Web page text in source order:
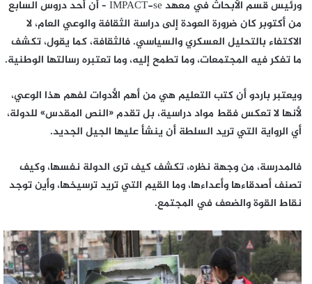
ورئيس قسم الأبحاث في معهد IMPACT-se – أن أحد دروس السابع
من أكتوبر كان ضرورة العودة إلى دراسة الثقافة والوعي العام، لا
الاكتفاء بالتحليل العسكري والسياسي. فالثقافة، كما يقول، تكشف
ما تفكر فيه المجتمعات، وما تطمح إليه، وما تعتبره رسالتها الوطنية.
ويعتبر باردو أن كتب التعليم هي من أهم الأدوات لفهم هذا الوعي،
لأنها لا تعكس فقط مواد دراسية، بل تقدم «النص المقدس» للدولة،
أي الرواية التي تريد السلطة أن ينشأ عليها الجيل الجديد.
فالمدرسة، من وجهة نظره، تكشف كيف ترى الدولة نفسها، وكيف
تصنف أصدقاءها وأعداءها، وما القيم التي تريد ترسيخها، وأين توجد
نقاط القوة والضعف في المجتمع.